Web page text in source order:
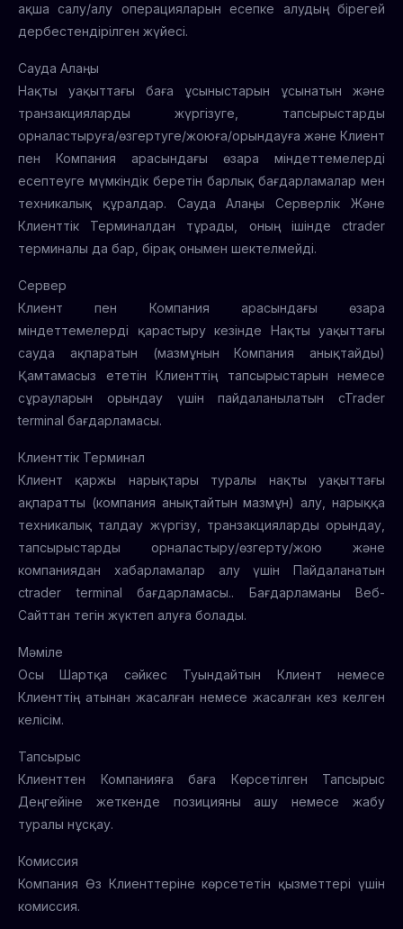
ақша салу/алу операцияларын есепке алудың бірегей
дербестендірілген жүйесі.
Сауда Алаңы
Нақты уақыттағы баға ұсыныстарын ұсынатын және
транзакцияларды жүргізуге, тапсырыстарды
орналастыруға/өзгертуге/жоюға/орындауға және Клиент
пен Компания арасындағы өзара міндеттемелерді
есептеуге мүмкіндік беретін барлық бағдарламалар мен
техникалық құралдар. Сауда Алаңы Серверлік Және
Клиенттік Терминалдан тұрады, оның ішінде ctrader
терминалы да бар, бірақ онымен шектелмейді.
Сервер
Клиент пен Компания арасындағы өзара
міндеттемелерді қарастыру кезінде Нақты уақыттағы
сауда ақпаратын (мазмұнын Компания анықтайды)
Қамтамасыз ететін Клиенттің тапсырыстарын немесе
сұрауларын орындау үшін пайдаланылатын cTrader
terminal бағдарламасы.
Клиенттік Терминал
Клиент қаржы нарықтары туралы нақты уақыттағы
ақпаратты (компания анықтайтын мазмұн) алу, нарыққа
техникалық талдау жүргізу, транзакцияларды орындау,
тапсырыстарды орналастыру/өзгерту/жою және
компаниядан хабарламалар алу үшін Пайдаланатын
ctrader terminal бағдарламасы.. Бағдарламаны Веб-
Сайттан тегін жүктеп алуға болады.
Мәміле
Осы Шартқа сәйкес Туындайтын Клиент немесе
Клиенттің атынан жасалған немесе жасалған кез келген
келісім.
Тапсырыс
Клиенттен Компанияға баға Көрсетілген Тапсырыс
Деңгейіне жеткенде позицияны ашу немесе жабу
туралы нұсқау.
Комиссия
Компания Өз Клиенттеріне көрсететін қызметтері үшін
комиссия.